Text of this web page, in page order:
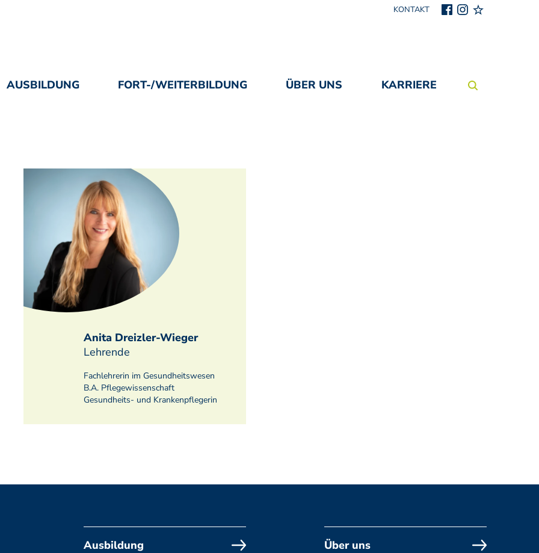
KONTAKT
AUSBILDUNG FORT-/WEITERBILDUNG ÜBER UNS KARRIERE
Anita Dreizler-Wieger
Lehrende
Fachlehrerin im Gesundheitswesen
B.A. Pflegewissenschaft
Gesundheits- und Krankenpflegerin
Ausbildung Über uns